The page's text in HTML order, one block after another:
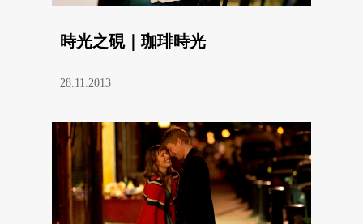
時光之硯｜珈琲時光
28.11.2013